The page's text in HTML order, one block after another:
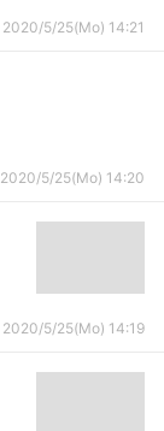
2020/5/25(Mo) 14:21
2020/5/25(Mo) 14:20
2020/5/25(Mo) 14:19